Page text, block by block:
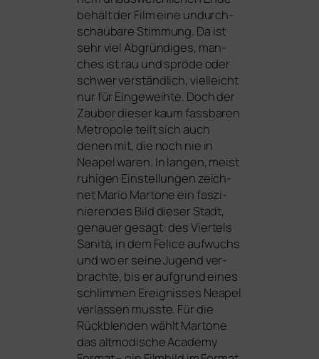
behält der Film eine undurch­
schau­ba­re Stimmung. Da ist
sehr viel Abgründiges, man­
ches ist rau und sprö­de oder
schwer ver­ständ­lich, viel­leicht
nur für Eingeweihte. Doch der
Zauber die­ser kaum fass­ba­ren
Metropole teilt sich auch
denen mit, die noch nie in
Neapel waren. In lan­gen, meist
ruhi­gen Einstellungen zeich­
net Mario Martone ein fas­zi­
nie­ren­des Bild die­ser Stadt,
genau­er gesagt: des Viertels
Sanità, in dem Felice auf­wuchs
und wo er sei­ne Jugend ver­
brach­te, bis er auf­grund eines
schlim­men Ereignisses Neapel
ver­las­sen muss­te. Für die
Rückblenden wählt Martone
das alt­mo­di­sche Academy